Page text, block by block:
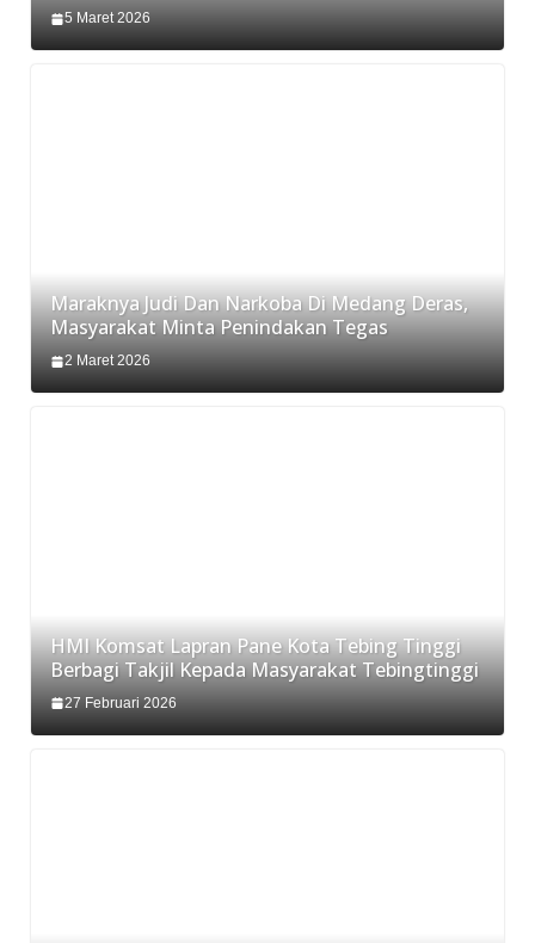
5 Maret 2026
Maraknya Judi Dan Narkoba Di Medang Deras,
Masyarakat Minta Penindakan Tegas
2 Maret 2026
HMI Komsat Lapran Pane Kota Tebing Tinggi
Berbagi Takjil Kepada Masyarakat Tebingtinggi
27 Februari 2026